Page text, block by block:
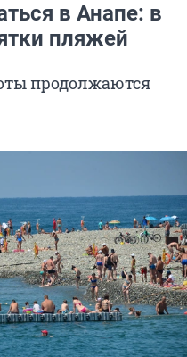
в Анапе: в
пляжей
продолжаются